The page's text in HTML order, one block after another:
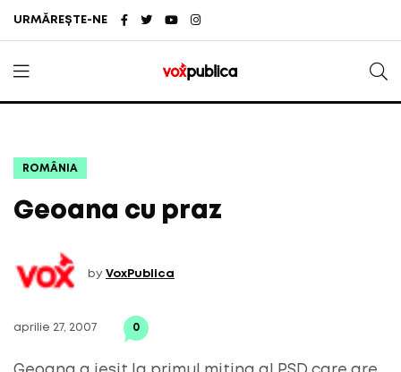
URMĂREȘTE-NE
ROMÂNIA
Geoana cu praz
by VoxPublica
aprilie 27, 2007 0